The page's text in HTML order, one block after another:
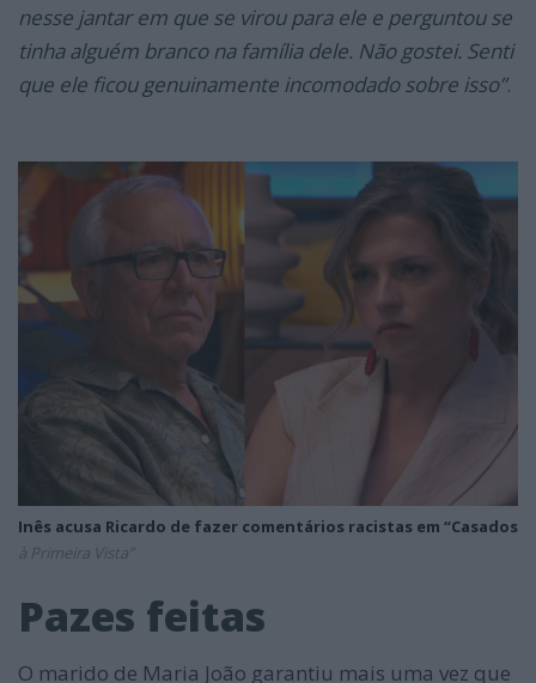
nesse jantar em que se virou para ele e perguntou se
tinha alguém branco na família dele. Não gostei. Senti
que ele ficou genuinamente incomodado sobre isso”.
Inês acusa Ricardo de fazer comentários racistas em “Casados
à Primeira Vista”
Pazes feitas
O marido de Maria João garantiu mais uma vez que